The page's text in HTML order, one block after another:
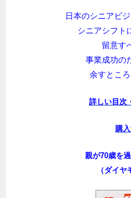
日本のシニアビ
シニアシフト
留意す
事業成功の
余すとこ
詳しい目次
購
親が70歳を
（ダイヤ